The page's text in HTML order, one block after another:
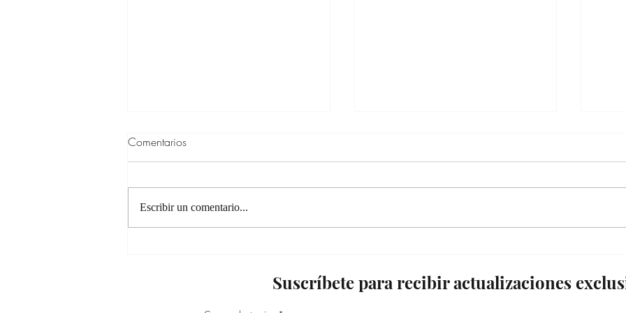
Comentarios
Escribir un comentario...
Suscríbete para recibir actualizaciones